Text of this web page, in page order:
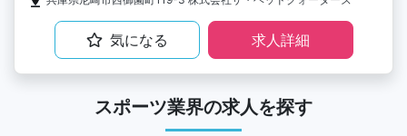
気になる 求人詳細
スポーツ業界の求人を探す